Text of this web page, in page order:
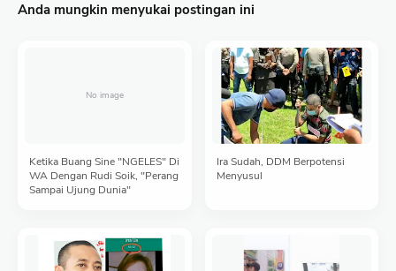
Anda mungkin menyukai postingan ini
Ketika Buang Sine "NGELES" Di
WA Dengan Rudi Soik, "Perang
Sampai Ujung Dunia"
Ira Sudah, DDM Berpotensi
Menyusul